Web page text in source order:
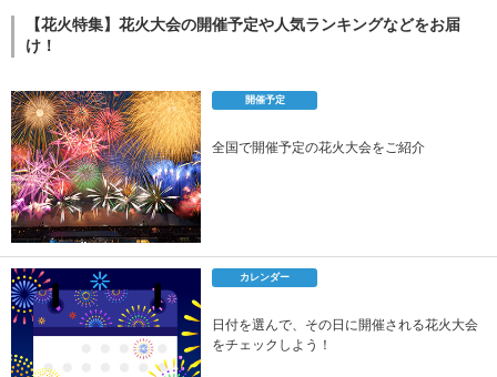
【花火特集】花火大会の開催予定や人気ランキングなどをお届
け！
開催予定
全国で開催予定の花火大会をご紹介
カレンダー
日付を選んで、その日に開催される花火大会
をチェックしよう！